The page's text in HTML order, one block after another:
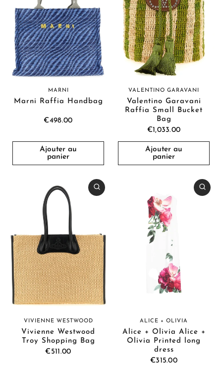
MARNI
Marni Raffia Handbag
€498.00
Ajouter au
panier
VALENTINO GARAVANI
Valentino Garavani
Raffia Small Bucket
Bag
€1,033.00
Ajouter au
panier
VIVIENNE WESTWOOD
Vivienne Westwood
Troy Shopping Bag
€511.00
ALICE + OLIVIA
Alice + Olivia Alice +
Olivia Printed long
dress
€315.00